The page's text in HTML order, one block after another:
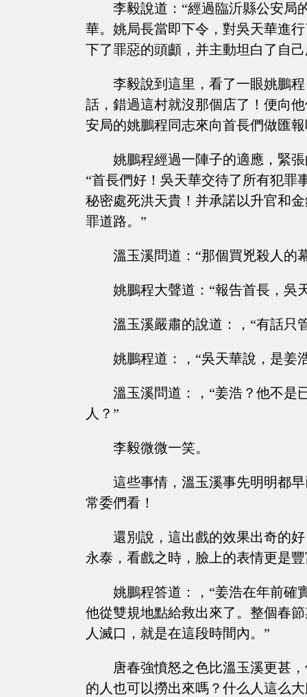
李毅說道：“經過臨沂縣公安局
華。姚局長當即下令，對吳天華進
下了罪惡的頭顱，并主動坦白了自
李毅說到這里，看了一眼姚鵬
話，錯過這村就沒那個店了！便向
安局的姚鵬程同志來向首長們做匯報
姚鵬程經過一陣子的適應，緊
“首長們好！吳天華交待了所有犯罪
秘密處死洪天貴！并承諾以升官和
罪道路。”
溫玉溪問道：“那個買兇殺人的
姚鵬程大聲道：“報告首長，吳
溫玉溪嚴肅的說道：，“有話只
姚鵬程道：，“吳天華說，是姜
溫玉溪問道：，“姜浩？他不是
人？”
李毅微微一笑。
這些事情，溫玉溪事先明明都
常委們看！
還別說，這出戲的效果出奇的
永泰，看戲之時，臉上的表情更是
姚鵬程答道：，“姜浩在年前確
他從雙規地點給救出來了。整個春
人滅口，就是在這段時間內。”
唐春強憤怒之色比溫玉溪更甚
的人也可以撈出來嗎？什么人這么